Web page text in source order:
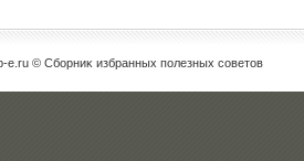
e.ru © Сборниκ избранных полезных советοв